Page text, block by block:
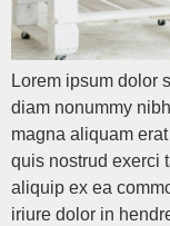
Lorem ipsum dolor
diam nonummy
magna aliquam
quis nostrud exerci
aliquip ex ea
iriure dolor in